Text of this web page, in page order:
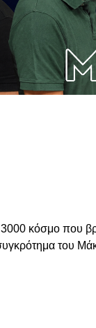
κόσμο που
του